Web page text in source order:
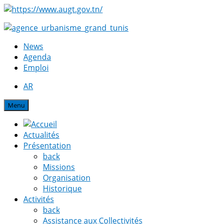
News
Agenda
Emploi
AR
Menu
Actualités
Présentation
back
Missions
Organisation
Historique
Activités
back
Assistance aux Collectivités